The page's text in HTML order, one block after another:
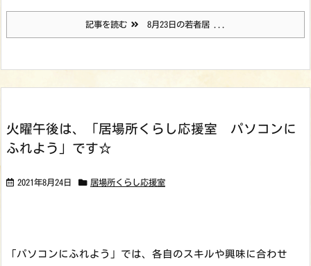
記事を読む 8月23日の若者居 ...
火曜午後は、「居場所くらし応援室 パソコンに
ふれよう」です☆
2021年8月24日 居場所くらし応援室
「パソコンにふれよう」では、各自のスキルや興味に合わせ